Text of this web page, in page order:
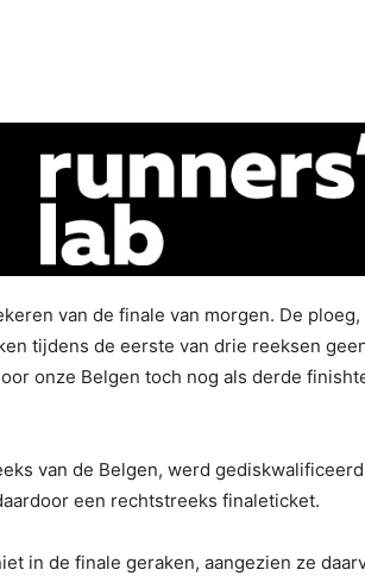
van de finale van morgen. De ploeg,
tijdens de eerste van drie reeksen
onze Belgen toch nog als derde
van de Belgen, werd
een rechtstreeks finaleticket.
in de finale geraken, aangezien ze